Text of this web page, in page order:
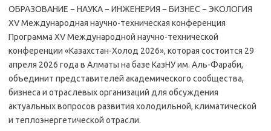
ОБРАЗОВАНИЕ − НАУКА − ИНЖЕНЕРИЯ − БИЗНЕС − ЭКОЛОГИЯ
XV Международная научно-техническая конференция
Программа XV Международной научно-технической
конференции «Казахстан-Холод 2026», которая состоится 29
апреля 2026 года в Алматы на базе КазНУ им. Аль-Фараби,
объединит представителей академического сообщества,
бизнеса и отраслевых организаций для обсуждения
актуальных вопросов развития холодильной, климатической
и теплоэнергетической отрасли.